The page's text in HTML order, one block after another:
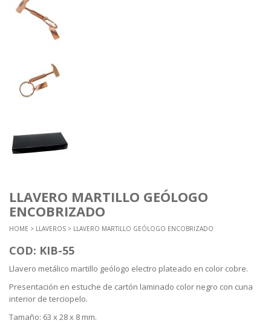
LLAVERO MARTILLO GEÓLOGO
ENCOBRIZADO
HOME > LLAVEROS > LLAVERO MARTILLO GEÓLOGO ENCOBRIZADO
COD: KIB-55
Llavero metálico martillo geólogo electro plateado en color cobre.
Presentación en estuche de cartón laminado color negro con cuna
interior de terciopelo.
Tamaño: 63 x 28 x 8 mm.